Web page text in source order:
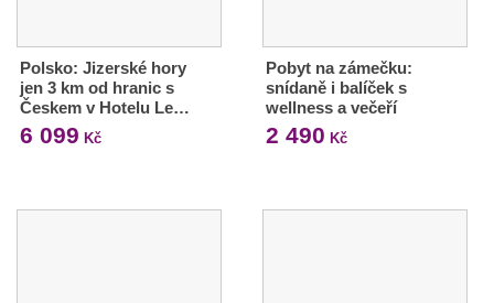
Polsko: Jizerské hory
jen 3 km od hranic s
Českem v Hotelu Le…
6 099 Kč
Pobyt na zámečku:
snídaně i balíček s
wellness a večeří
2 490 Kč